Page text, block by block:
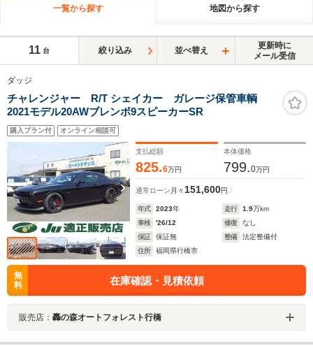
一覧から探す 地図から探す
11 台 絞り込み 並べ替え
更新時に
メール受信
ダッジ
チャレンジャー R/T シェイカー ガレージ保管車輌
2021モデル20AWブレンボ9スピーカーSR
購入プラン付 オンライン相談可
支払総額
825.6万円
本体価格
799.0万円
通常ローン 月々151,600円
年式 2023年 走行 1.9万km
車検
'26/12 修復
なし
保証
保証無 整備
法定整備付
住所
福岡県行橋市
無
料
在庫確認・見積依頼
販売店： 轟の森オートフォレスト行橋